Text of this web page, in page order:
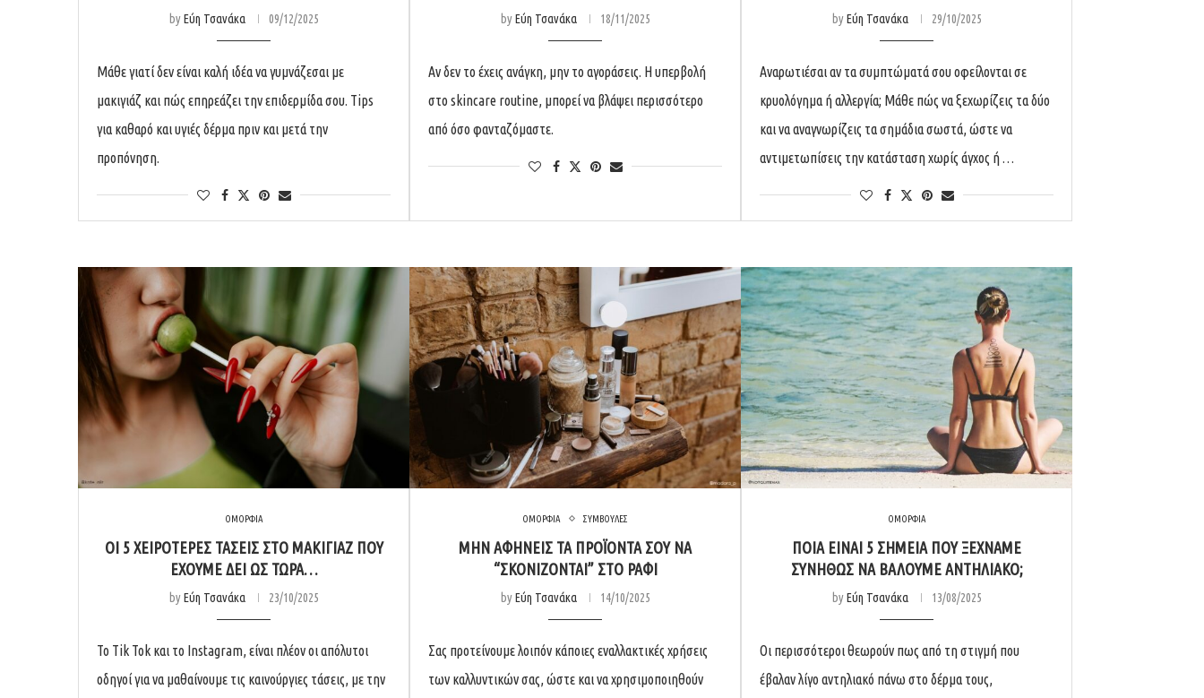
byΕύη Τσανάκα 09/12/2025
Μάθε γιατί δεν είναι καλή ιδέα να γυμνάζεσαι με
μακιγιάζ και πώς επηρεάζει την επιδερμίδα σου. Tips
για καθαρό και υγιές δέρμα πριν και μετά την
προπόνηση.
byΕύη Τσανάκα 18/11/2025
Αν δεν το έχεις ανάγκη, μην το αγοράσεις. Η υπερβολή
στο skincare routine, μπορεί να βλάψει περισσότερο
από όσο φανταζόμαστε.
byΕύη Τσανάκα 29/10/2025
Αναρωτιέσαι αν τα συμπτώματά σου οφείλονται σε
κρυολόγημα ή αλλεργία; Μάθε πώς να ξεχωρίζεις τα δύο
και να αναγνωρίζεις τα σημάδια σωστά, ώστε να
αντιμετωπίσεις την κατάσταση χωρίς άγχος ή …
ΟΜΟΡΦΙΑ
ΟΙ 5 ΧΕΙΡΌΤΕΡΕΣ ΤΆΣΕΙΣ ΣΤΟ ΜΑΚΙΓΙΆΖ ΠΟΥ
ΈΧΟΥΜΕ ΔΕΙ ΩΣ ΤΏΡΑ…
byΕύη Τσανάκα 23/10/2025
Το Tik Tok και το Instagram, είναι πλέον οι απόλυτοι
οδηγοί για να μαθαίνουμε τις καινούργιες τάσεις, με την
ΟΜΟΡΦΙΑ ΣΥΜΒΟΥΛΕΣ
ΜΗΝ ΑΦΉΝΕΙΣ ΤΑ ΠΡΟΪΌΝΤΑ ΣΟΥ ΝΑ
“ΣΚΟΝΊΖΟΝΤΑΙ” ΣΤΟ ΡΆΦΙ
byΕύη Τσανάκα 14/10/2025
Σας προτείνουμε λοιπόν κάποιες εναλλακτικές χρήσεις
των καλλυντικών σας, ώστε και να χρησιμοποιηθούν
ΟΜΟΡΦΙΑ
ΠΟΙΆ ΕΊΝΑΙ 5 ΣΗΜΕΊΑ ΠΟΥ ΞΕΧΝΆΜΕ
ΣΥΝΉΘΩΣ ΝΑ ΒΆΛΟΥΜΕ ΑΝΤΗΛΙΑΚΌ;
byΕύη Τσανάκα 13/08/2025
Οι περισσότεροι θεωρούν πως από τη στιγμή που
έβαλαν λίγο αντηλιακό πάνω στο δέρμα τους,